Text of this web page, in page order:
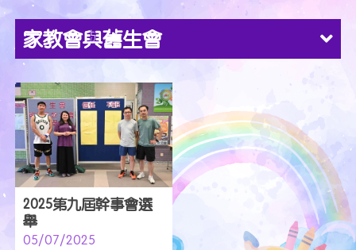
家教會與舊生會
2025第九屆幹事會選
舉
05/07/2025